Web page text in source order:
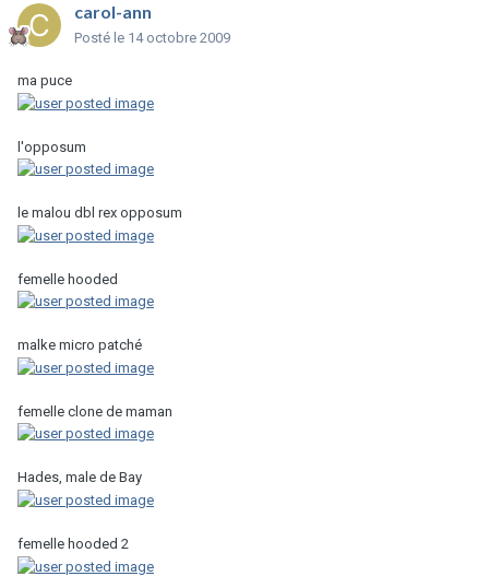
carol-ann
Posté le 14 octobre 2009
ma puce
l'opposum
le malou dbl rex opposum
femelle hooded
malke micro patché
femelle clone de maman
Hades, male de Bay
femelle hooded 2